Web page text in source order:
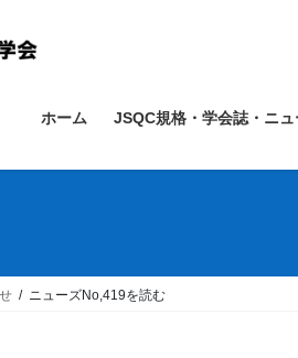
ホーム JSQC規格・学会誌・ニ
ニューズNo,419を読む